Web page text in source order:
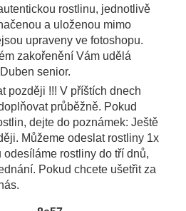
rostlinu, jednotlivě
a uloženou mimo
upraveny ve fotoshopu.
zakořenění Vám udělá
senior.
později !!! V příštích dnech
průběžně. Pokud
dejte do poznámek: Ještě
Můžeme odeslat rostliny 1x
odesíláme rostliny do tří dnů,
Pokud chcete ušetřit za